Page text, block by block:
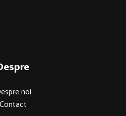
noi
Contact